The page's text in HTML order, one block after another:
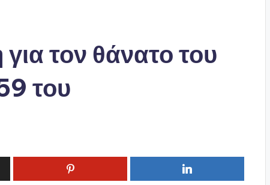
τον θάνατο του
του